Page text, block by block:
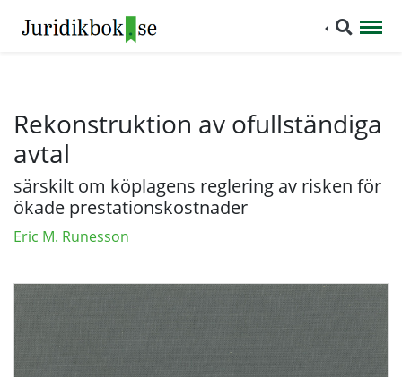
Rekonstruktion av ofullständiga
avtal
särskilt om köplagens reglering av risken för
ökade prestationskostnader
Eric M. Runesson